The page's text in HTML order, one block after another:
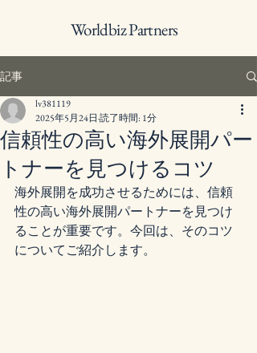
Worldbiz Partners
記事
信頼性の高い海外展開パー
トナーを見つけるコツ
lv381119
2025年5月24日 読了時間: 1分
海外展開を成功させるためには、信頼
性の高い海外展開パートナーを見つけ
ることが重要です。今回は、そのコツ
についてご紹介します。